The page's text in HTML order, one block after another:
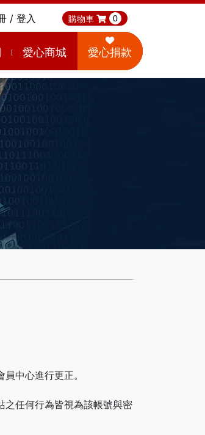
/ 登入 購物車 0
愛心商城 愛心捐款
中心進行更正。
之任何行為皆視為該帳號與密